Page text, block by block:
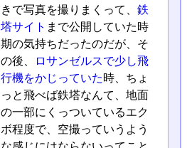
きで写真を撮りまくって、 鉄
塔サイト まで公開していた時
期の気持ちだったのだが、そ
の後、
ロサンゼルスで少し飛
行機をかじっていた時、ちょ
っと飛べば鉄塔なんて、地面
の一部にくっついているエク
ボ程度で、空撮っていうよう